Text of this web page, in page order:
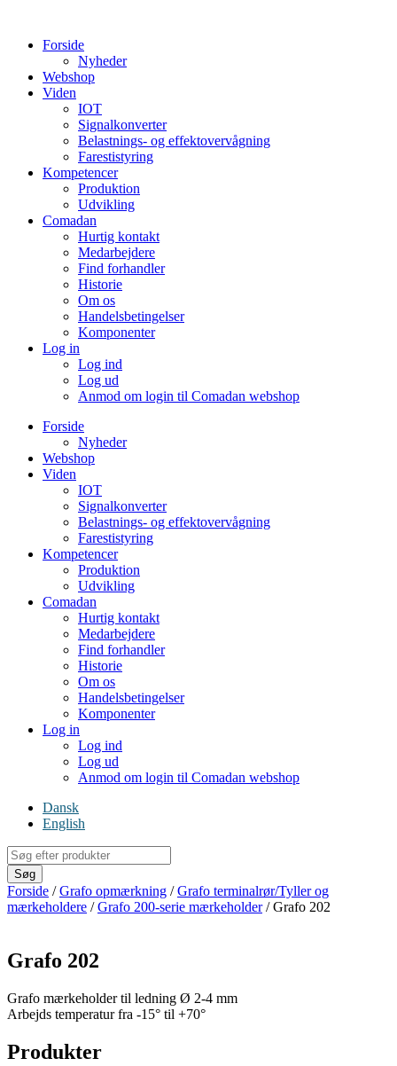
indholdForside
Nyheder
Webshop
Viden
IOT
Signalkonverter
Belastnings- og effektovervågning
Farestistyring
Kompetencer
Produktion
Udvikling
Comadan
Hurtig kontakt
Medarbejdere
Find forhandler
Historie
Om os
Handelsbetingelser
Komponenter
Log in
Log ind
Log ud
Anmod om login til Comadan webshop
Forside
Nyheder
Webshop
Viden
IOT
Signalkonverter
Belastnings- og effektovervågning
Farestistyring
Kompetencer
Produktion
Udvikling
Comadan
Hurtig kontakt
Medarbejdere
Find forhandler
Historie
Om os
Handelsbetingelser
Komponenter
Log in
Log ind
Log ud
Anmod om login til Comadan webshop
Dansk
English
Products
search
Søg
Forside /Grafo opmærkning /Grafo terminalrør/Tyller og
mærkeholdere /Grafo 200-serie mærkeholder/ Grafo 202
Grafo 202
Grafo mærkeholder til ledning Ø 2-4 mm
Arbejds temperatur fra -15° til +70°
Produkter